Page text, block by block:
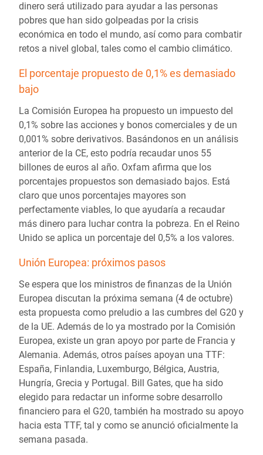
dinero será utilizado para ayudar a las personas
pobres que han sido golpeadas por la crisis
económica en todo el mundo, así como para combatir
retos a nivel global, tales como el cambio climático.
El porcentaje propuesto de 0,1% es demasiado
bajo
La Comisión Europea ha propuesto un impuesto del
0,1% sobre las acciones y bonos comerciales y de un
0,001% sobre derivativos. Basándonos en un análisis
anterior de la CE, esto podría recaudar unos 55
billones de euros al año. Oxfam afirma que los
porcentajes propuestos son demasiado bajos. Está
claro que unos porcentajes mayores son
perfectamente viables, lo que ayudaría a recaudar
más dinero para luchar contra la pobreza. En el Reino
Unido se aplica un porcentaje del 0,5% a los valores.
Unión Europea: próximos pasos
Se espera que los ministros de finanzas de la Unión
Europea discutan la próxima semana (4 de octubre)
esta propuesta como preludio a las cumbres del G20 y
de la UE. Además de lo ya mostrado por la Comisión
Europea, existe un gran apoyo por parte de Francia y
Alemania. Además, otros países apoyan una TTF:
España, Finlandia, Luxemburgo, Bélgica, Austria,
Hungría, Grecia y Portugal. Bill Gates, que ha sido
elegido para redactar un informe sobre desarrollo
financiero para el G20, también ha mostrado su apoyo
hacia esta TTF, tal y como se anunció oficialmente la
semana pasada.